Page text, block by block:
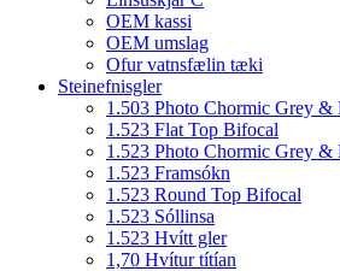
OEM kassi
OEM umslag
Ofur vatnsfælin tæki
Steinefnisgler
1.503 Photo Chormic Grey &
1.523 Flat Top Bifocal
1.523 Photo Chormic Grey &
1.523 Framsókn
1.523 Round Top Bifocal
1.523 Sóllinsa
1.523 Hvítt gler
1,70 Hvítur títían